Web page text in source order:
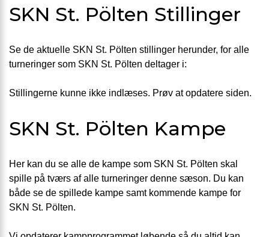
SKN St. Pölten Stillinger
Se de aktuelle SKN St. Pölten stillinger herunder, for alle
turneringer som SKN St. Pölten deltager i:
Stillingerne kunne ikke indlæses. Prøv at opdatere siden.
SKN St. Pölten Kampe
Her kan du se alle de kampe som SKN St. Pölten skal
spille på tværs af alle turneringer denne sæson. Du kan
både se de spillede kampe samt kommende kampe for
SKN St. Pölten.